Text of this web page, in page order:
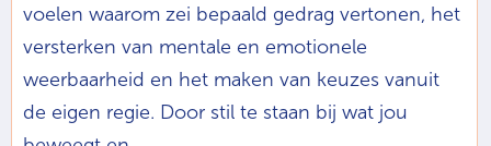
voelen waarom zei bepaald gedrag vertonen, het
versterken van mentale en emotionele
weerbaarheid en het maken van keuzes vanuit
de eigen regie. Door stil te staan bij wat jou